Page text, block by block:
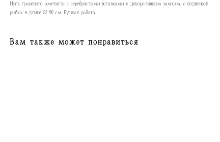
Нить гранёного аметиста с серебристыми вставками и декоративным замком, с подвеской
рыбка, в длине 85-90 см. Ручная работа.
Вам также может понравиться